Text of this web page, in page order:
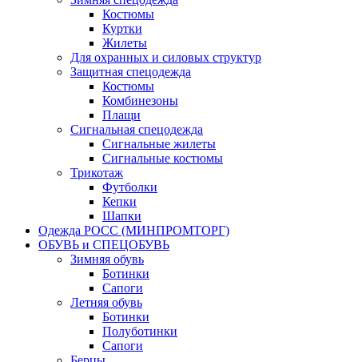
Костюмы
Куртки
Жилеты
Для охранных и силовых структур
Защитная спецодежда
Костюмы
Комбинезоны
Плащи
Сигнальная спецодежда
Сигнальные жилеты
Сигнальные костюмы
Трикотаж
Футболки
Кепки
Шапки
Одежда РОСС (МИНПРОМТОРГ)
ОБУВЬ и СПЕЦОБУВЬ
Зимняя обувь
Ботинки
Сапоги
Летняя обувь
Ботинки
Полуботинки
Сапоги